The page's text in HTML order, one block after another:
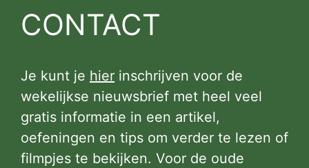
CONTACT
Je kunt je hier inschrijven voor de
wekelijkse nieuwsbrief met heel veel
gratis informatie in een artikel,
oefeningen en tips om verder te lezen of
filmpjes te bekijken. Voor de oude